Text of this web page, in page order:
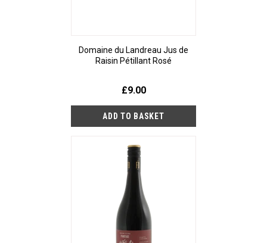
Domaine du Landreau Jus de
Raisin Pétillant Rosé
£9.00